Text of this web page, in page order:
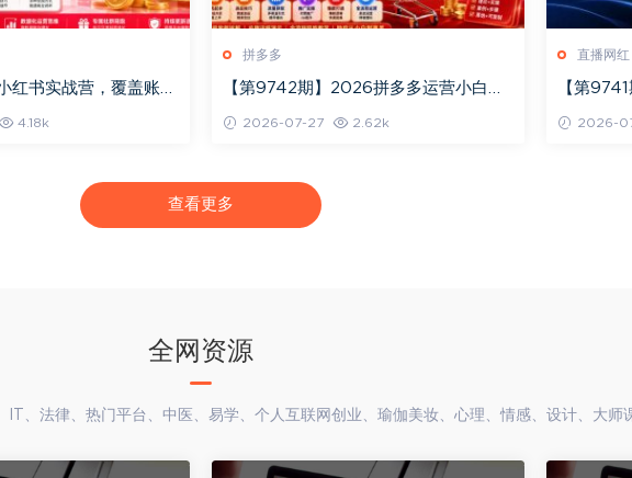
红书实战营，覆盖账号
4.18k
拼多多
【第9742期】2026拼多多运营小白实
量、推广
2026-07-27 2.62k
直播网红
【第
2026-
查看更多
全网资源
、法律、热门平台、中医、易学、个人互联网创业、瑜伽美妆、心理、情感、设计、大师